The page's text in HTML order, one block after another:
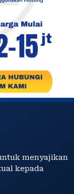
menyajikan
kepada